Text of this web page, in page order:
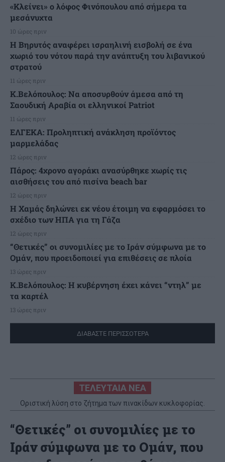
«Κλείνει» ο λόφος Φινόπουλου από σήμερα τα
μεσάνυχτα
10 ώρες πριν
Η Βηρυτός αναφέρει ισραηλινή εισβολή σε ένα
χωριό του νότου παρά την ανάπτυξη του λιβανικού
στρατού
11 ώρες πριν
Κ.Βελόπουλος: Να αποσυρθούν άμεσα από τη
Σαουδική Αραβία οι ελληνικοί Patriot
11 ώρες πριν
ΕΛΓΕΚΑ: Προληπτική ανάκληση προϊόντος
μαρμελάδας
12 ώρες πριν
Πάρος: 4χρονο αγοράκι ανασύρθηκε χωρίς τις
αισθήσεις του από πισίνα beach bar
12 ώρες πριν
Η Χαμάς δηλώνει εκ νέου έτοιμη να εφαρμόσει το
σχέδιο των ΗΠΑ για τη Γάζα
12 ώρες πριν
“Θετικές” οι συνομιλίες με το Ιράν σύμφωνα με το
Ομάν, που προειδοποιεί για επιθέσεις σε πλοία
13 ώρες πριν
Κ.Βελόπουλος: Η κυβέρνηση έχει κάνει “ντηλ” με
τα καρτέλ
13 ώρες πριν
ΔΙΑΒΑΣΤΕ ΠΕΡΙΣΣΟΤΕΡΑ